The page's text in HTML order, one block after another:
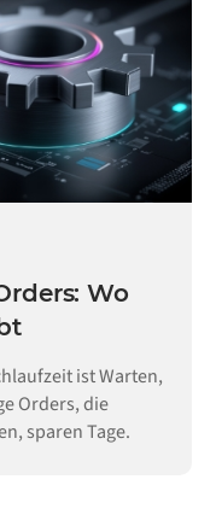
Wo
ist Warten,
Orders, die
sparen Tage.